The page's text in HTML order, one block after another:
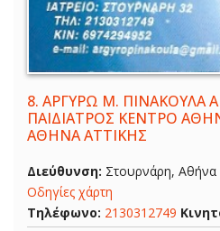
8. ΑΡΓΥΡΩ Μ. ΠΙΝΑΚΟΥΛΑ
ΠΑΙΔΙΑΤΡΟΣ ΚΕΝΤΡΟ
ΑΘΗΝΑ ΑΤΤΙΚΗΣ
Διεύθυνση: Στουρνάρη, Αθήνα
Οδηγίες χάρτη
Τηλέφωνο: 2130312749